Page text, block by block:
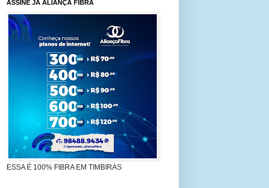
ASSINE JÁ ALIANÇA FIBRA
ESSA É 100% FIBRA EM TIMBIRAS